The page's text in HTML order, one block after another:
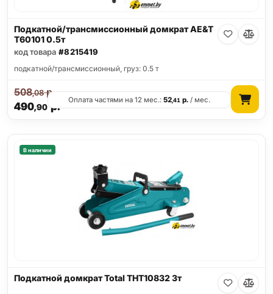
Подкатной/трансмиссионный домкрат AE&T
T60101 0.5т
код товара #8215419
подкатной/трансмиссионный, груз: 0.5 т
490,90р.
508,08р.
Оплата частями на 12 мес.:52,41 р. / мес.
В наличии
Подкатной домкрат Total THT10832 3т